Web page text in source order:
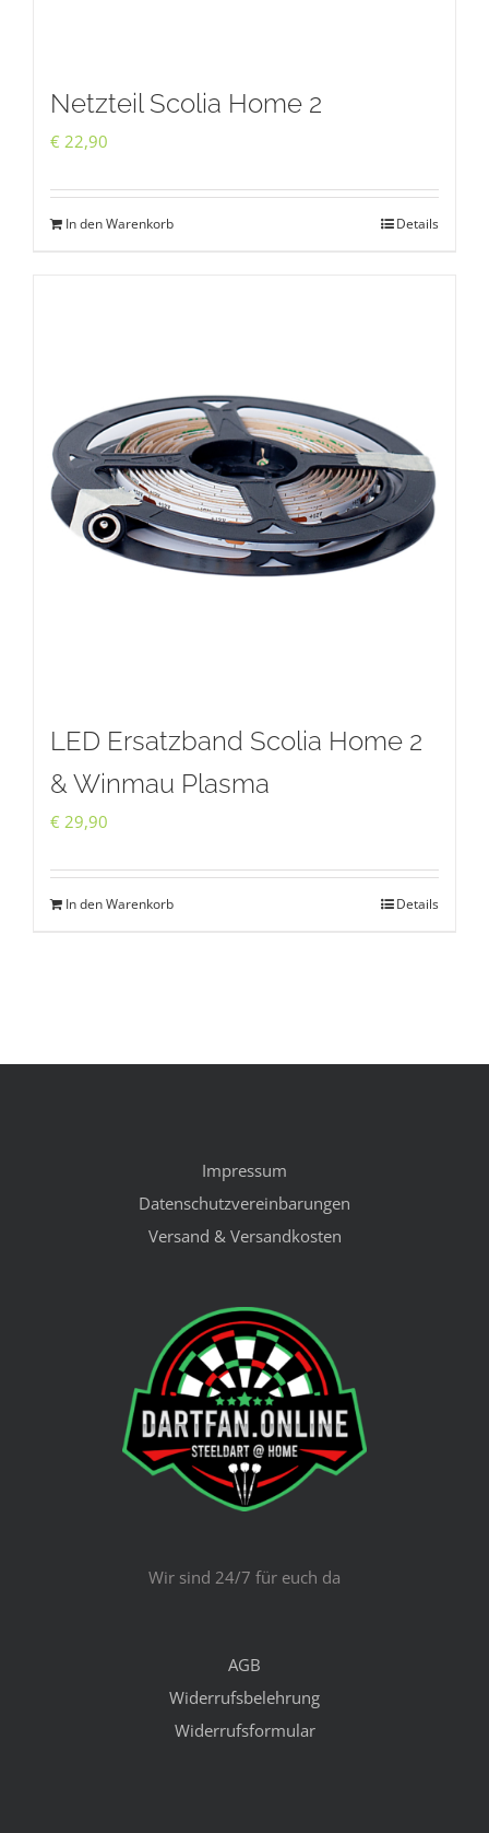
Netzteil Scolia Home 2
€ 22,90
In den Warenkorb Details
LED Ersatzband Scolia Home 2
& Winmau Plasma
€ 29,90
In den Warenkorb Details
Impressum
Datenschutzvereinbarungen
Versand & Versandkosten
Wir sind 24/7 für euch da
AGB
Widerrufsbelehrung
Widerrufsformular